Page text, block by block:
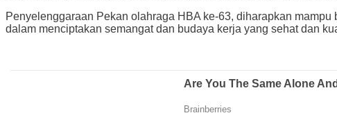
Penyelenggaraan Pekan olahraga HBA ke-63, diharapkan
dalam menciptakan semangat dan budaya kerja yang sehat dan